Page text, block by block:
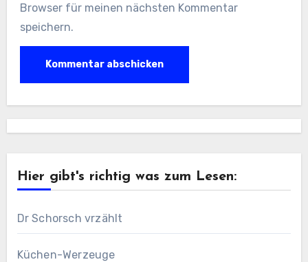
Browser für meinen nächsten Kommentar
speichern.
Hier gibt's richtig was zum Lesen:
Dr Schorsch vrzählt
Küchen-Werzeuge